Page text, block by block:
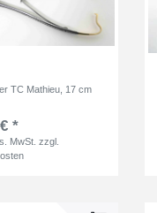
TC Mathieu, 17 cm
*
MwSt. zzgl.